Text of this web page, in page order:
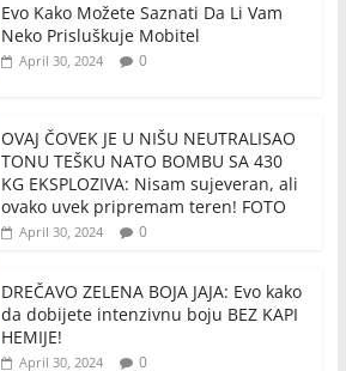
Evo Kako Možete Saznati Da Li Vam
Neko Prisluškuje Mobitel
April 30, 2024 0
OVAJ ČOVEK JE U NIŠU NEUTRALISAO
TONU TEŠKU NATO BOMBU SA 430
KG EKSPLOZIVA: Nisam sujeveran, ali
ovako uvek pripremam teren! FOTO
April 30, 2024 0
DREČAVO ZELENA BOJA JAJA: Evo kako
da dobijete intenzivnu boju BEZ KAPI
HEMIJE!
April 30, 2024 0